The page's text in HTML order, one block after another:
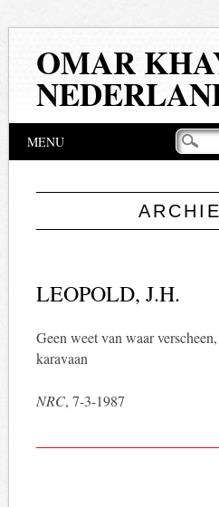
OMAR
Hoofdmenu
springen
MENU
LEOPOLD, J.H.
Geen weet van waar
karavaan
NRC, 7-3-1987